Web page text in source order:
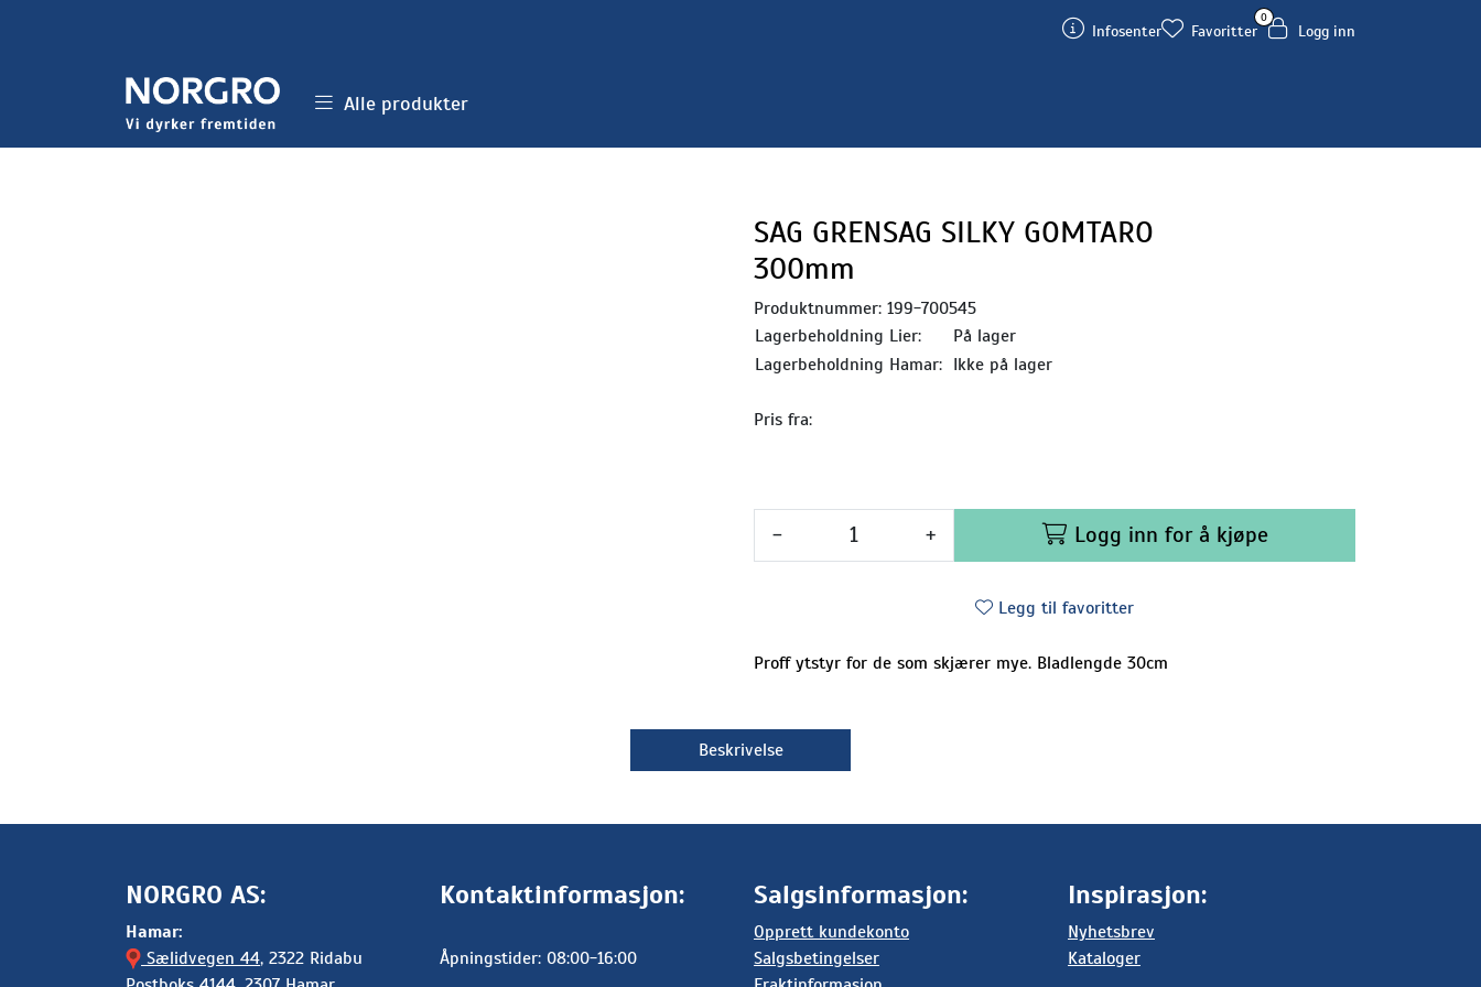
Infosenter
0
Favoritter Logg inn
Alle produkter
SAG GRENSAG SILKY GOMTARO
300mm
Produktnummer: 199-700545
Lagerbeholdning Lier:
På lager
Lagerbeholdning Hamar: Ikke på lager
Pris fra:
- + Logg inn for å kjøpe
Legg til favoritter
Proff ytstyr for de som skjærer mye. Bladlengde 30cm
Beskrivelse
NORGRO AS:
Hamar:
Sælidvegen 44, 2322 Ridabu
Kontaktinformasjon:
Åpningstider: 08:00-16:00
Salgsinformasjon:
Opprett kundekonto
Salgsbetingelser
Inspirasjon:
Nyhetsbrev
Kataloger